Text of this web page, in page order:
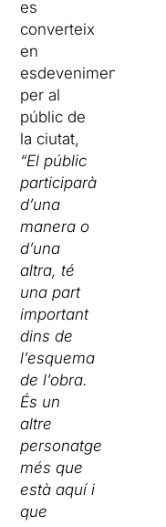
es
converteix
en
esdeveniment
per al
públic de
la ciutat,
“El públic
participarà
d’una
manera o
d’una
altra, té
una part
important
dins de
l’esquema
de l’obra.
És un
altre
personatge
més que
està aquí i
que